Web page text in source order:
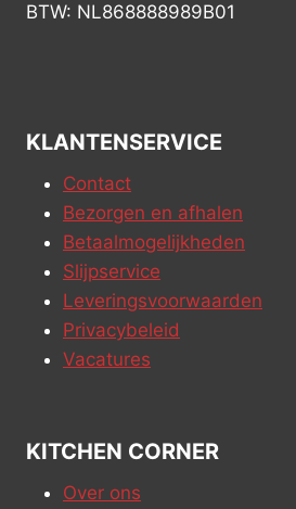
BTW: NL868888989B01
KLANTENSERVICE
Contact
Bezorgen en afhalen
Betaalmogelijkheden
Slijpservice
Leveringsvoorwaarden
Privacybeleid
Vacatures
KITCHEN CORNER
Over ons